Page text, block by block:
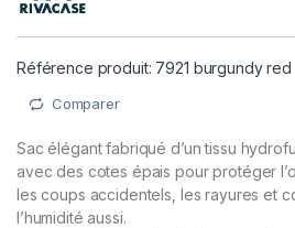
Référence produit: 7921 burgundy red
Comparer
Sac élégant fabriqué d’un tissu
avec des cotes épais pour protéger
les coups accidentels, les rayures et
l’humidité aussi.